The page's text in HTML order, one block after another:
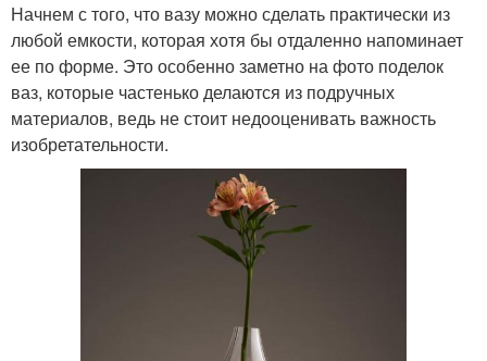
Начнем с того, что вазу можно сделать практически из
любой емкости, которая хотя бы отдаленно напоминает
ее по форме. Это особенно заметно на фото поделок
ваз, которые частенько делаются из подручных
материалов, ведь не стоит недооценивать важность
изобретательности.